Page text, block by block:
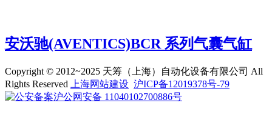
安沃驰(AVENTICS)BCR 系列气囊气缸
Copyright © 2012~2025 天筹（上海）自动化设备有限公司 All
Rights Reserved
上海网站建设 沪ICP备12019378号-79
沪公网安备 11040102700886号